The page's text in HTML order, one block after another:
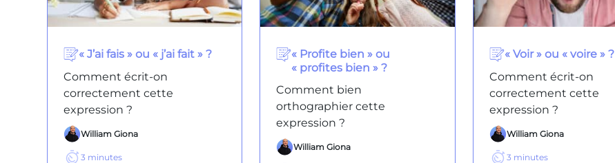
« J’ai fais » ou « j’ai fait » ?
Comment écrit-on
correctement cette
expression ?
William Giona
3 minutes
« Profite bien » ou
« profites bien » ?
Comment bien
orthographier cette
expression ?
William Giona
« Voir » ou « voire » ?
Comment écrit-on
correctement cette
expression ?
William Giona
3 minutes